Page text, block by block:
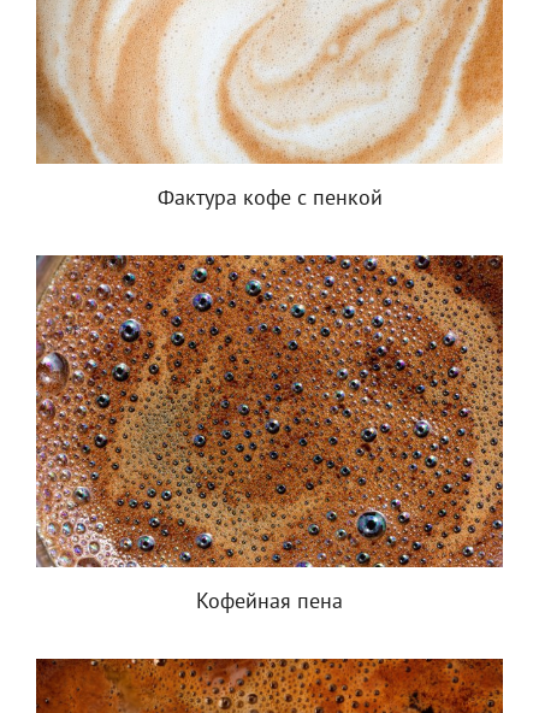
Фактура кофе с пенкой
Кофейная пена